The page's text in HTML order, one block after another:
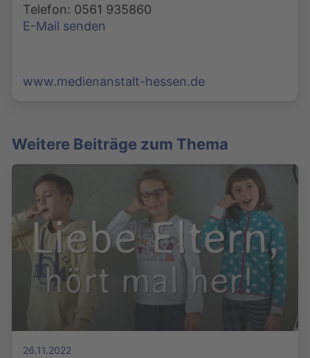
Telefon: 0561 935860
E-Mail senden
www.medienanstalt-hessen.de
Weitere Beiträge zum Thema
26.11.2022